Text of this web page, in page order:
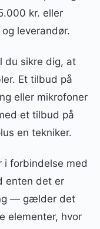
kr. eller
leverandør.
du sikre dig, at
Et tilbud på
eller mikrofoner
et tilbud på
en tekniker.
i forbindelse med
enten det er
— gælder det
elementer, hvor